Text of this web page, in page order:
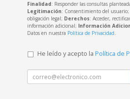
Finalidad: Responder las consultas
Legitimación: Consentimiento del usuario;
obligación legal; Derechos: Acceder,
información adicional; Información
Datos en nuestra Política de Privacidad.
He leído y acepto la Política de